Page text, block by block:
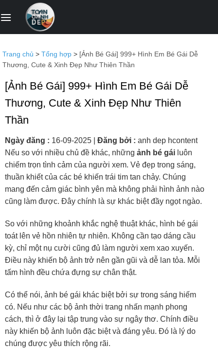
qua
Trang chủ > Tổng hợp > [Ảnh Bé Gái] 999+ Hình Em Bé Gái Dễ
Thương, Cute & Xinh Đẹp Như Thiên Thần
[Ảnh Bé Gái] 999+ Hình Em Bé Gái Dễ
Thương, Cute & Xinh Đẹp Như Thiên
Thần
Ngày đăng : 16-09-2025 Đăng bởi : anh dep hcontent
Nếu so với nhiều chủ đề khác, những ảnh bé gái luôn
chiếm trọn tình cảm của người xem. Vẻ đẹp trong sáng,
thuần khiết của các bé khiến trái tim tan chảy. Chúng
mang đến cảm giác bình yên mà không phải hình ảnh nào
cũng làm được. Đây chính là sự khác biệt đầy ngọt ngào.
So với những khoảnh khắc nghệ thuật khác, hình bé gái
toát lên vẻ hồn nhiên tự nhiên. Không cần tạo dáng cầu
kỳ, chỉ một nụ cười cũng đủ làm người xem xao xuyến.
Điều này khiến bộ ảnh trở nên gần gũi và dễ lan tỏa. Mỗi
tấm hình đều chứa đựng sự chân thật.
Có thể nói, ảnh bé gái khác biệt bởi sự trong sáng hiếm
có. Nếu như các bộ ảnh thời trang nhấn mạnh phong
cách, thì ở đây lại tập trung vào sự ngây thơ. Chính điều
này khiến bộ ảnh luôn đặc biệt và đáng yêu. Đó là lý do
chúng được yêu thích rộng rãi.